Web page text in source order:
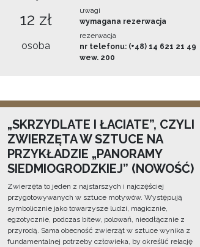
12 zł
osoba
uwagi
wymagana rezerwacja
rezerwacja
nr telefonu: (+48) 14 621 21 49
wew. 200
„SKRZYDLATE I ŁACIATE”, CZYLI
ZWIERZĘTA W SZTUCE NA
PRZYKŁADZIE „PANORAMY
SIEDMIOGRODZKIEJ” (NOWOŚĆ)
Zwierzęta to jeden z najstarszych i najczęściej
przygotowywanych w sztuce motywów. Występują
symbolicznie jako towarzysze ludzi, magicznie,
egzotycznie, podczas bitew, polowań, nieodłącznie z
przyrodą. Sama obecność zwierząt w sztuce wynika z
fundamentalnej potrzeby człowieka, by określić relację